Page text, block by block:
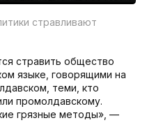
стравливают
стравить общество
языке, говорящими на
теми, кто
промолдавскому.
грязные методы», —